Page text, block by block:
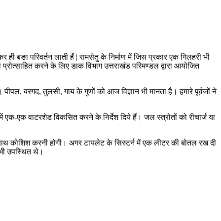
बङा परिवर्तन लाती हैं | रामसेतु के निर्माण में जिस प्रकार एक गिलहरी भी
करने के लिए डाक विभाग उत्तराखंड परिमण्डल द्वारा आयोजित
बरगद, तुलसी, गाय के गुणों को आज विज्ञान भी मानता है। हमारे पूर्वजों ने
एक वाटरशेड विकसित करने के निर्देश दिये हैं। जल स्त्रोतों को रीचार्ज या
कोशिश करनी होगी। अगर टायलेट के सिस्टर्न में एक लीटर की बोतल रख दी
उपस्थित थे।